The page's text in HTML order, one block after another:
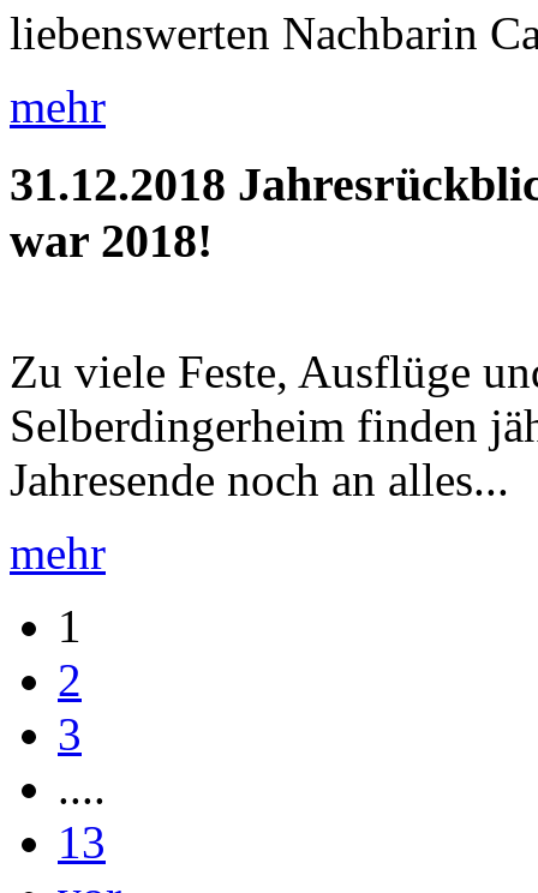
liebenswerten Nachbarin
mehr
31.12.2018
war 2018!
Zu viele Feste, Ausflüge
Selberdingerheim finden
Jahresende noch an alles...
mehr
1
2
3
....
13